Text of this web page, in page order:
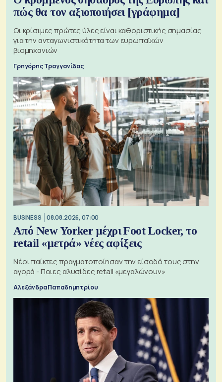
πώς θα τον αξιοποιήσει [γράφημα]
Οι κρίσιμες πρώτες ύλες είναι καθοριστικής σημασίας
για την ανταγωνιστικότητα των ευρωπαϊκών
βιομηχανιών
Γρηγόρης Τραγγανίδας
BUSINESS 08.08.2026, 07:00
Από New Yorker μέχρι Foot Locker, το
retail «μετρά» νέες αφίξεις
Νέοι παίκτες πραγματοποίησαν την είσοδό τους στην
αγορά - Ποιες αλυσίδες retail «μεγαλώνουν»
Αλεξάνδρα Παπαδημητρίου